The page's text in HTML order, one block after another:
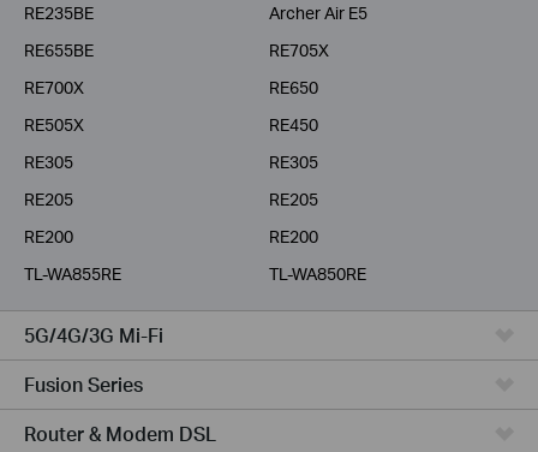
RE235BE
Archer Air E5
RE655BE
RE705X
RE700X
RE650
RE505X
RE450
RE305
RE305
RE205
RE205
RE200
RE200
TL-WA855RE
TL-WA850RE
5G/4G/3G Mi-Fi
Fusion Series
Router & Modem DSL